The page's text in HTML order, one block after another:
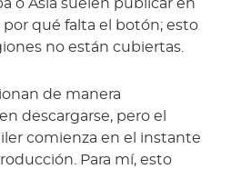
o Asia suelen publicar en
qué falta el botón; esto
no están cubiertas.
de manera
descargarse, pero el
comienza en el instante
Para mí, esto